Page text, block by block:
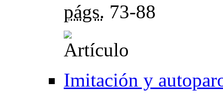
págs. 73-88
Imitación y